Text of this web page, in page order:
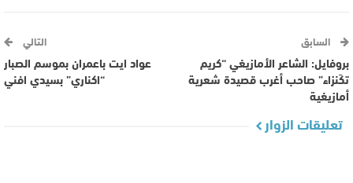
السابق
بروفايل: الشاعر الأمازيغي “كريم
تكَنزاء” صاحب أغرب قصيدة شعرية
أمازيغية
التالي
عواد ايت باعمران بموسم الصبار
“اكناري” بسيدي افني
تعليقات الزوار